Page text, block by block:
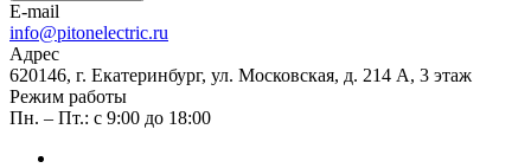
E-mail
info@pitonelectric.ru
Адрес
620146, г. Екатеринбург, ул. Московская, д. 214 А, 3 этаж
Режим работы
Пн. – Пт.: с 9:00 до 18:00